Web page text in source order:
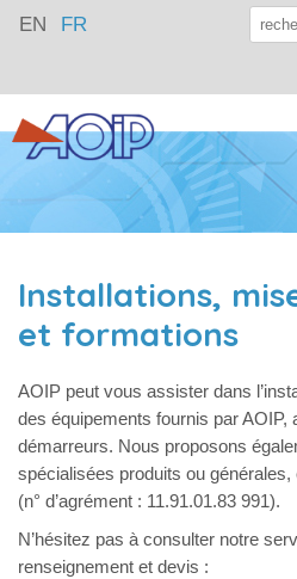
EN FR
Installations,
et formations
AOIP peut vous assister dans
des équipements fournis par AOIP,
démarreurs. Nous proposons
spécialisées produits ou
(n° d’agrément : 11.91.01.83 991).
N’hésitez pas à consulter notre
renseignement et devis :